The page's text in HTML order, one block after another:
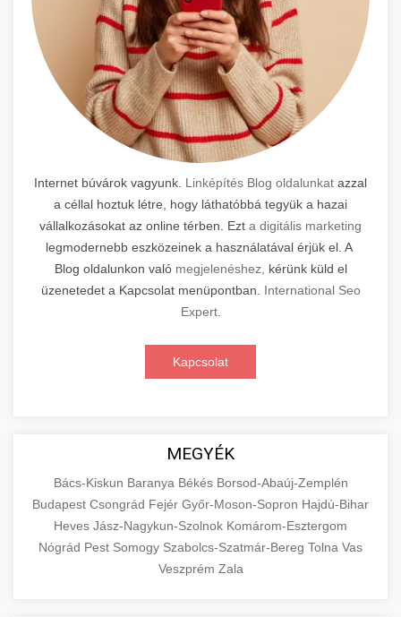
Internet búvárok vagyunk. Linképítés Blog oldalunkat azzal
a céllal hoztuk létre, hogy láthatóbbá tegyük a hazai
vállalkozásokat az online térben. Ezt a digitális marketing
legmodernebb eszközeinek a használatával érjük el. A
Blog oldalunkon való megjelenéshez,
kérünk küld el
üzenetedet a Kapcsolat menüpontban. International Seo
Expert.
Kapcsolat
MEGYÉK
Bács-Kiskun Baranya Békés Borsod-Abaúj-Zemplén
Budapest Csongrád Fejér Győr-Moson-Sopron Hajdú-Bihar
Heves Jász-Nagykun-Szolnok Komárom-Esztergom
Nógrád Pest Somogy Szabolcs-Szatmár-Bereg Tolna Vas
Veszprém Zala